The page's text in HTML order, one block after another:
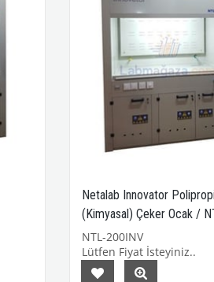
Netalab Innovator
(Kimyasal) Çeker Ocak /
200INV
NTL-200INV
Lütfen Fiyat İsteyiniz..